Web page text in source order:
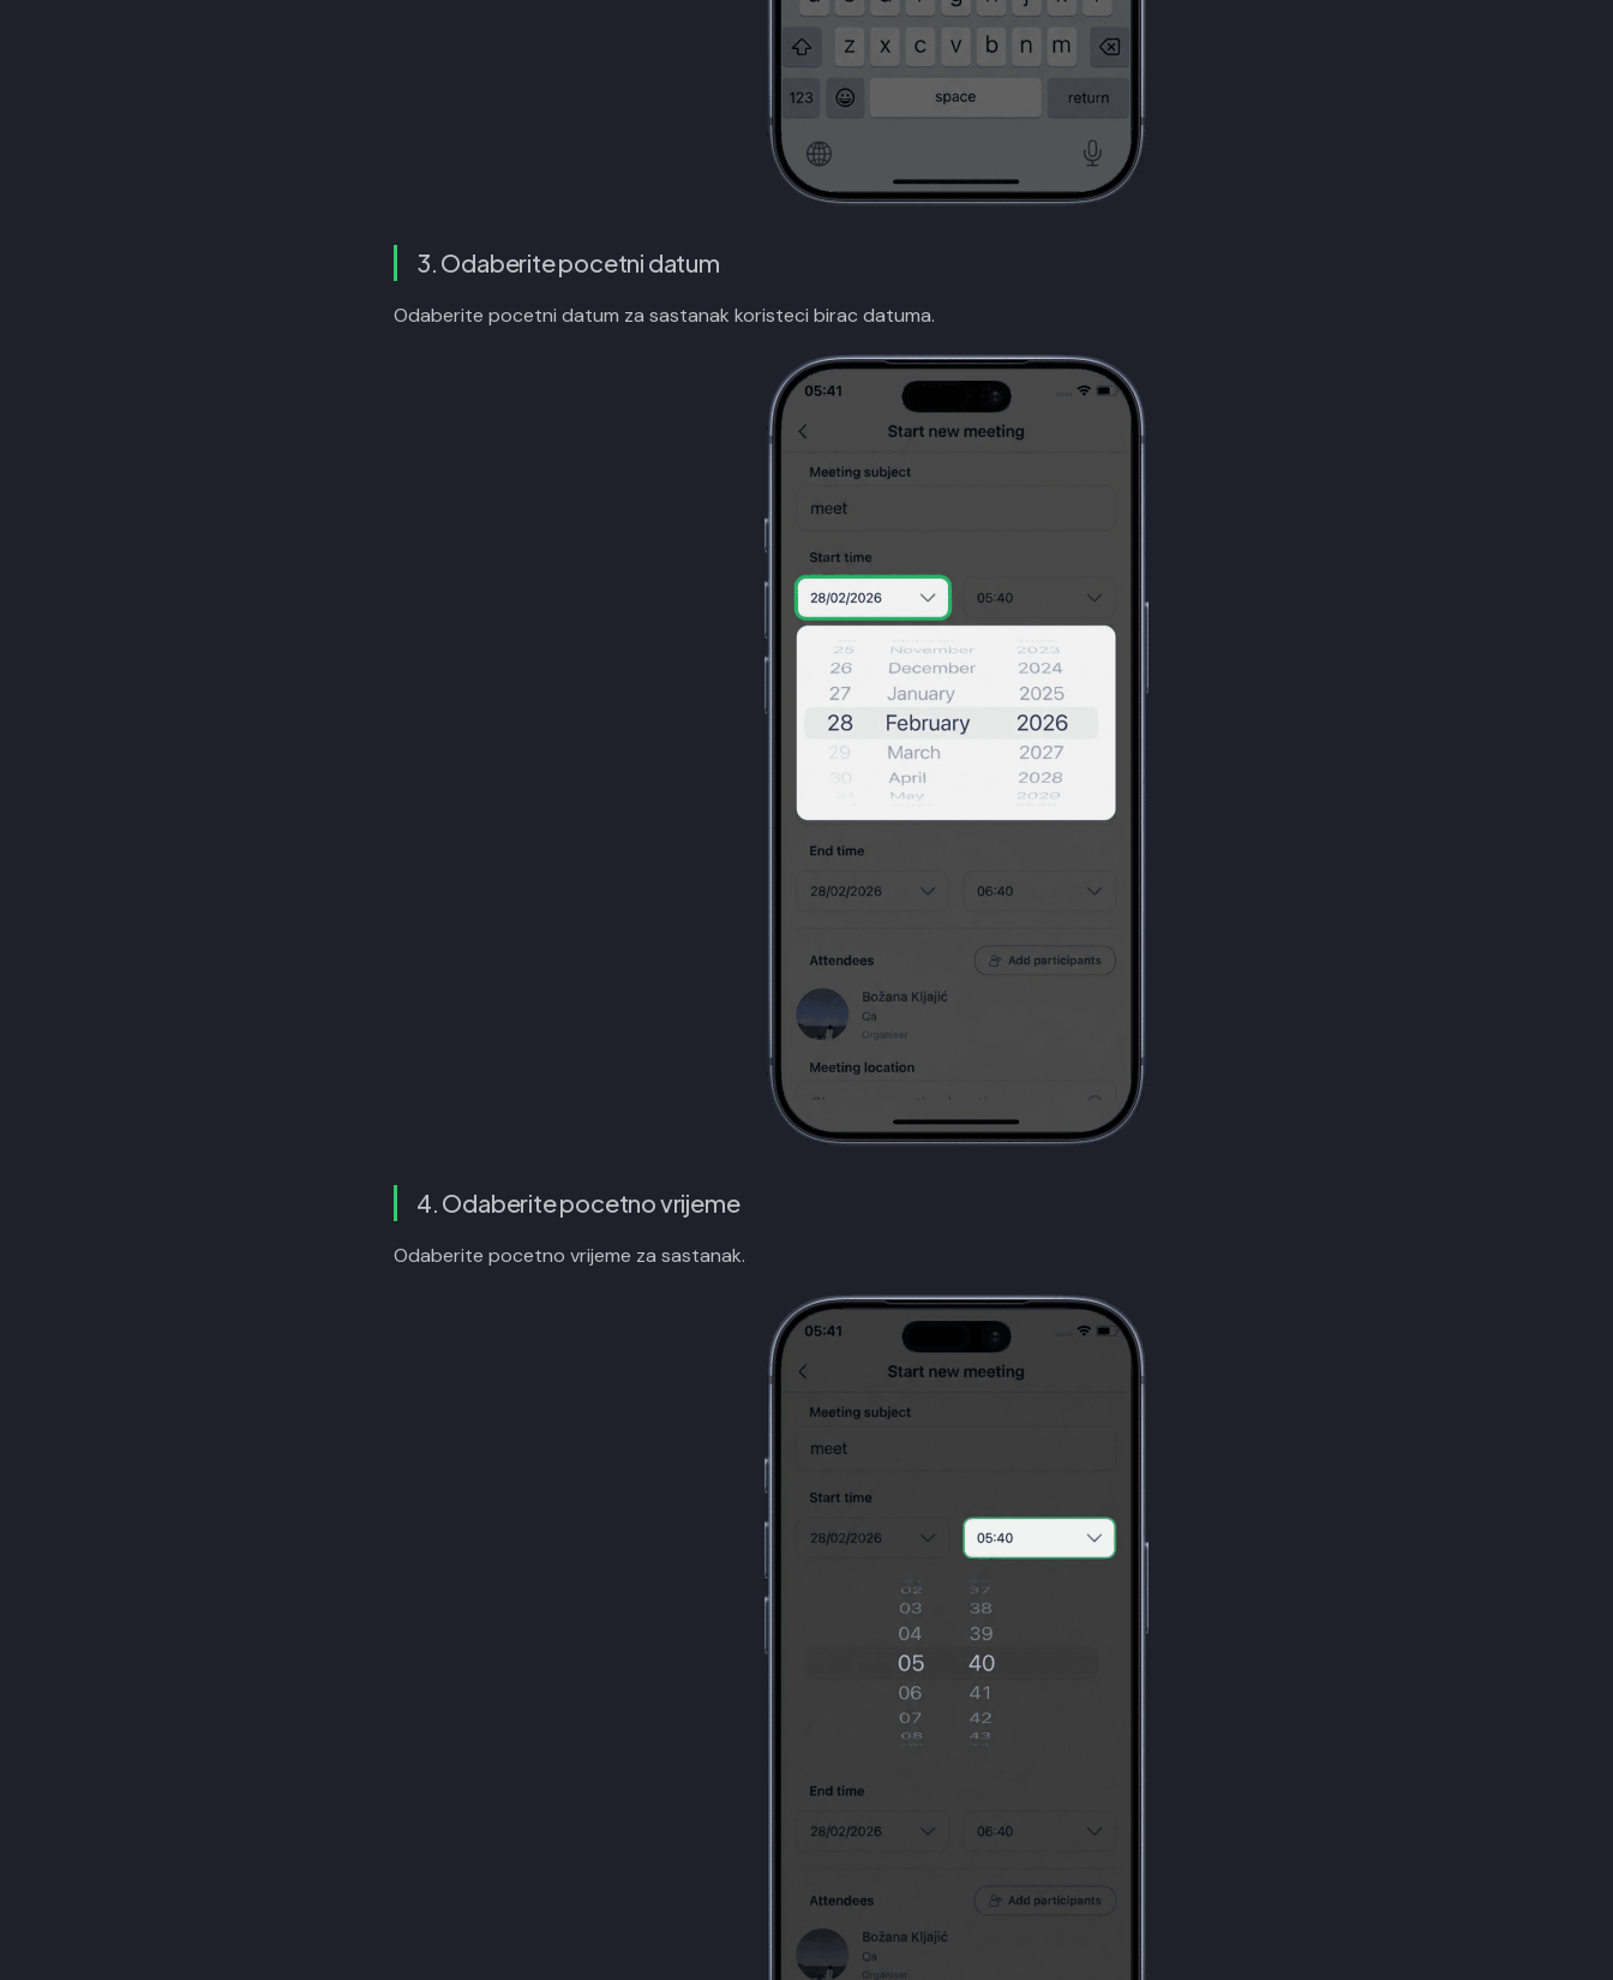
3. Odaberite pocetni datum
Odaberite pocetni datum za sastanak koristeci birac datuma.
4. Odaberite pocetno vrijeme
Odaberite pocetno vrijeme za sastanak.